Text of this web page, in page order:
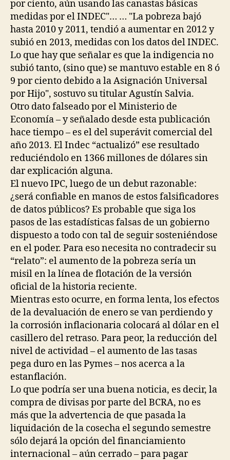
por ciento, aún usando las canastas básicas
medidas por el INDEC"… … "La pobreza bajó
hasta 2010 y 2011, tendió a aumentar en 2012 y
subió en 2013, medidas con los datos del INDEC.
Lo que hay que señalar es que la indigencia no
subió tanto, (sino que) se mantuvo estable en 8 ó
9 por ciento debido a la Asignación Universal
por Hijo", sostuvo su titular Agustín Salvia.
Otro dato falseado por el Ministerio de
Economía – y señalado desde esta publicación
hace tiempo – es el del superávit comercial del
año 2013. El Indec “actualizó” ese resultado
reduciéndolo en 1366 millones de dólares sin
dar explicación alguna.
El nuevo IPC, luego de un debut razonable:
¿será confiable en manos de estos falsificadores
de datos públicos? Es probable que siga los
pasos de las estadísticas falsas de un gobierno
dispuesto a todo con tal de seguir sosteniéndose
en el poder. Para eso necesita no contradecir su
“relato”: el aumento de la pobreza sería un
misil en la línea de flotación de la versión
oficial de la historia reciente.
Mientras esto ocurre, en forma lenta, los efectos
de la devaluación de enero se van perdiendo y
la corrosión inflacionaria colocará al dólar en el
casillero del retraso. Para peor, la reducción del
nivel de actividad – el aumento de las tasas
pega duro en las Pymes – nos acerca a la
estanflación.
Lo que podría ser una buena noticia, es decir, la
compra de divisas por parte del BCRA, no es
más que la advertencia de que pasada la
liquidación de la cosecha el segundo semestre
sólo dejará la opción del financiamiento
internacional – aún cerrado – para pagar